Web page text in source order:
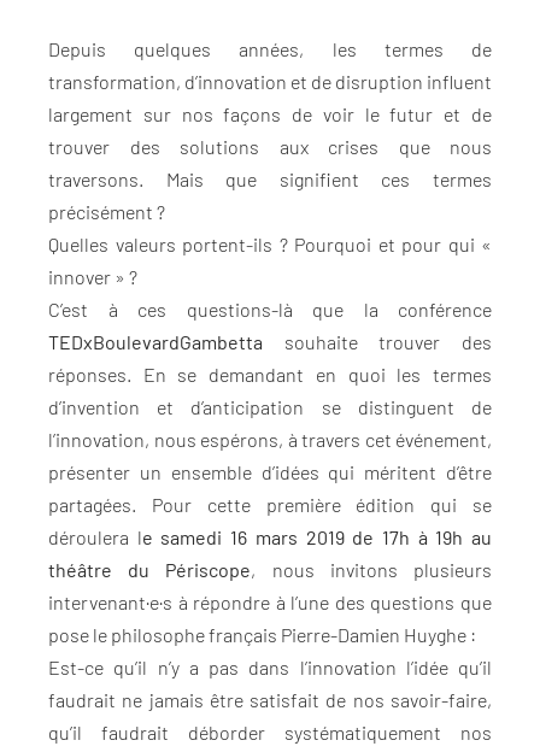
Depuis quelques années, les termes de
transformation, d’innovation et de disruption influent
largement sur nos façons de voir le futur et de
trouver des solutions aux crises que nous
traversons. Mais que signifient ces termes
précisément ?
Quelles valeurs portent-ils ? Pourquoi et pour qui «
innover » ?
C’est à ces questions-là que la conférence
TEDxBoulevardGambetta souhaite trouver des
réponses. En se demandant en quoi les termes
d’invention et d’anticipation se distinguent de
l’innovation, nous espérons, à travers cet événement,
présenter un ensemble d’idées qui méritent d’être
partagées. Pour cette première édition qui se
déroulera le samedi 16 mars 2019 de 17h à 19h au
théâtre du Périscope, nous invitons plusieurs
intervenant·e·s à répondre à l’une des questions que
pose le philosophe français Pierre-Damien Huyghe :
Est-ce qu’il n’y a pas dans l’innovation l’idée qu’il
faudrait ne jamais être satisfait de nos savoir-faire,
qu’il faudrait déborder systématiquement nos